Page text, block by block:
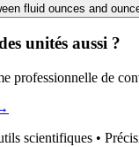
fluid ounces and
unités aussi ?
professionnelle de
scientifiques •